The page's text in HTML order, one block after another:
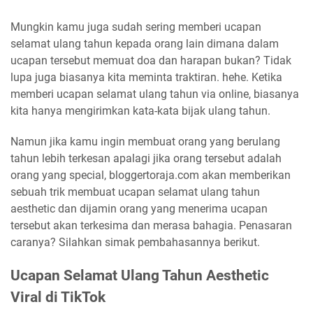
Mungkin kamu juga sudah sering memberi ucapan
selamat ulang tahun kepada orang lain dimana dalam
ucapan tersebut memuat doa dan harapan bukan? Tidak
lupa juga biasanya kita meminta traktiran. hehe. Ketika
memberi ucapan selamat ulang tahun via online, biasanya
kita hanya mengirimkan kata-kata bijak ulang tahun.
Namun jika kamu ingin membuat orang yang berulang
tahun lebih terkesan apalagi jika orang tersebut adalah
orang yang special, bloggertoraja.com akan memberikan
sebuah trik membuat ucapan selamat ulang tahun
aesthetic dan dijamin orang yang menerima ucapan
tersebut akan terkesima dan merasa bahagia. Penasaran
caranya? Silahkan simak pembahasannya berikut.
Ucapan Selamat Ulang Tahun Aesthetic
Viral di TikTok